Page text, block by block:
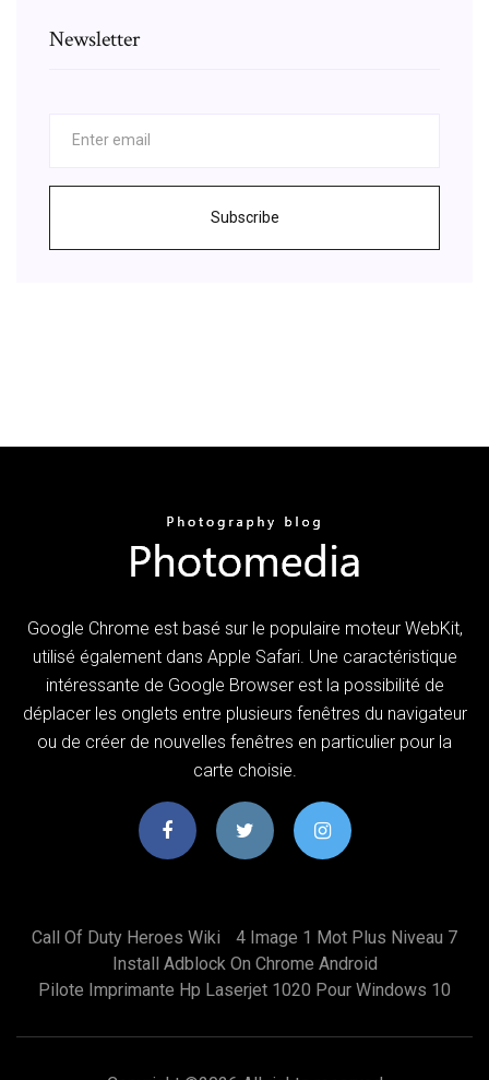
Newsletter
Subscribe
Google Chrome est basé sur le populaire moteur WebKit,
utilisé également dans Apple Safari. Une caractéristique
intéressante de Google Browser est la possibilité de
déplacer les onglets entre plusieurs fenêtres du navigateur
ou de créer de nouvelles fenêtres en particulier pour la
carte choisie.
Call Of Duty Heroes Wiki
4 Image 1 Mot Plus Niveau 7
Install Adblock On Chrome Android
Pilote Imprimante Hp Laserjet 1020 Pour Windows 10